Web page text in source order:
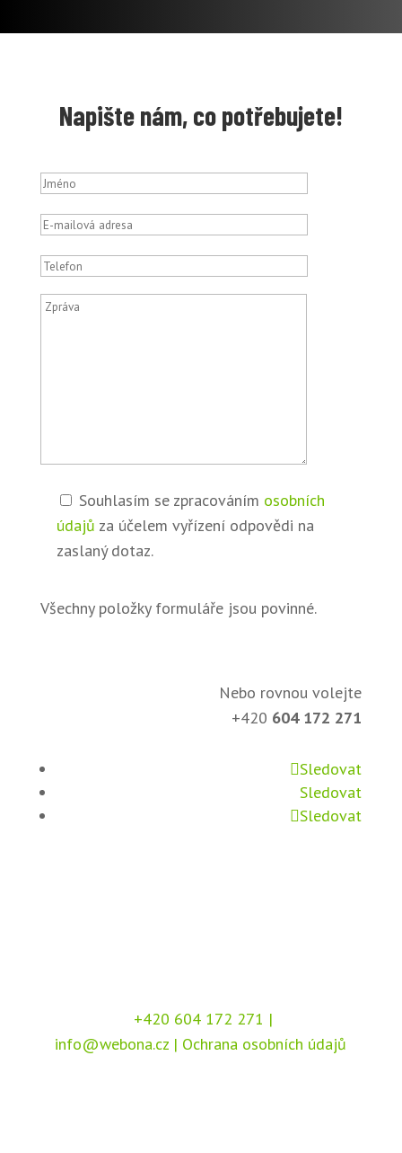
Napište nám, co potřebujete!
Souhlasím se zpracováním osobních
údajů za účelem vyřízení odpovědi na
zaslaný dotaz.
Všechny položky formuláře jsou povinné.
Nebo rovnou volejte
+420 604 172 271
Sledovat
Sledovat
Sledovat
+420 604 172 271 |
info@webona.cz | Ochrana osobních údajů